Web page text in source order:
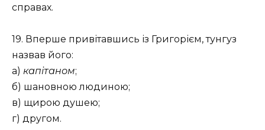
справах.
19. Вперше привітавшись із Григорієм, тунгуз
назвав його:
а) капітаном;
б) шановною людиною;
в) щирою душею;
г) другом.